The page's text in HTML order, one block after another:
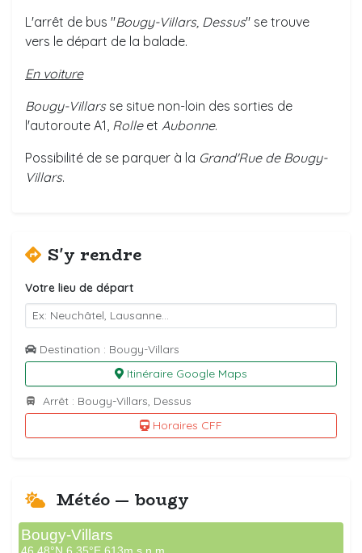
L'arrêt de bus "Bougy-Villars, Dessus" se trouve
vers le départ de la balade.
En voiture
Bougy-Villarsse situe non-loin des sorties de
l'autoroute A1, Rolleet Aubonne.
Possibilité de se parquer à la Grand'Rue de Bougy-
Villars.
S'y rendre
Votre lieu de départ
Destination : Bougy-Villars
Itinéraire Google Maps
Arrêt : Bougy-Villars, Dessus
Horaires CFF
Météo — bougy